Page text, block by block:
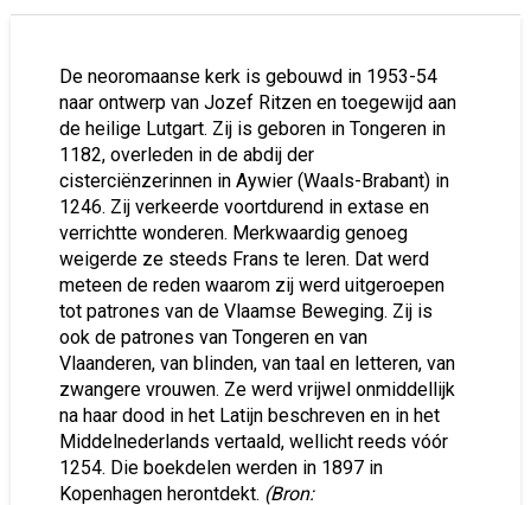
De neoromaanse kerk is gebouwd in 1953-54
naar ontwerp van Jozef Ritzen en toegewijd aan
de heilige Lutgart. Zij is geboren in Tongeren in
1182, overleden in de abdij der
cisterciënzerinnen in Aywier (Waals-Brabant) in
1246. Zij verkeerde voortdurend in extase en
verrichtte wonderen. Merkwaardig genoeg
weigerde ze steeds Frans te leren. Dat werd
meteen de reden waarom zij werd uitgeroepen
tot patrones van de Vlaamse Beweging. Zij is
ook de patrones van Tongeren en van
Vlaanderen, van blinden, van taal en letteren, van
zwangere vrouwen. Ze werd vrijwel onmiddellijk
na haar dood in het Latijn beschreven en in het
Middelnederlands vertaald, wellicht reeds vóór
1254. Die boekdelen werden in 1897 in
Kopenhagen herontdekt. (Bron: